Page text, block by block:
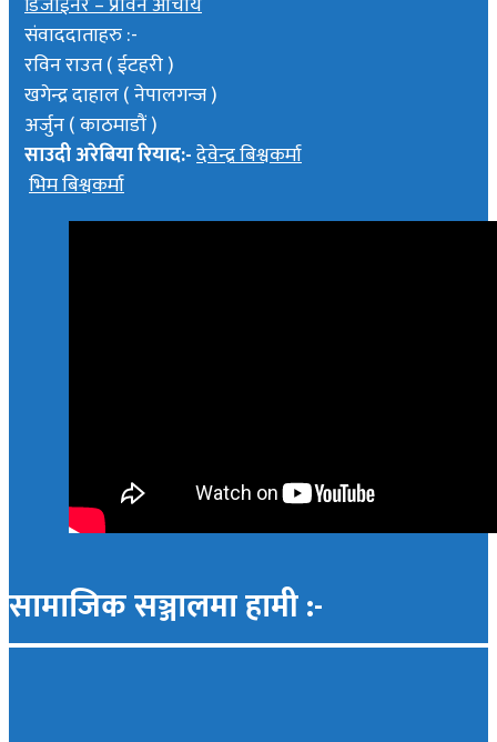
संवाददाताहरु :-
रविन राउत ( ईटहरी )
खगेन्द्र दाहाल ( नेपालगन्ज )
अर्जुन ( काठमाडौं )
साउदी अरेबिया रियाद:-देवेन्द्र बिश्वकर्मा
भिम बिश्वकर्मा
सामाजिक सञ्जालमा हामी :-